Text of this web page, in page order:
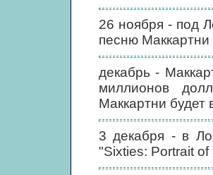
26 ноября - под
песню Маккартни
декабрь -
миллионов
Маккартни будет
3 декабря - в
"Sixties: Portrait of